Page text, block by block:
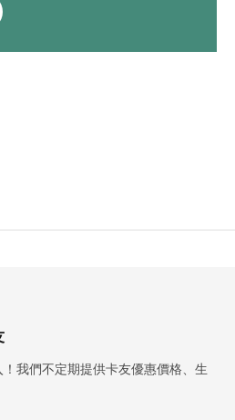
我們不定期提供卡友優惠價格、生